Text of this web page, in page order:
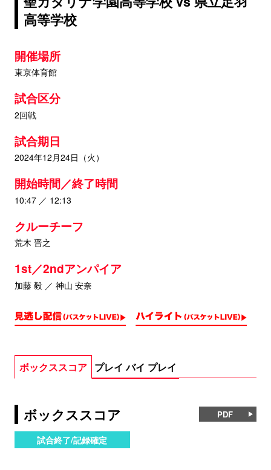
高等学校
開催場所
東京体育館
試合区分
2回戦
試合期日
2024年12月24日（火）
開始時間／終了時間
10:47 ／ 12:13
クルーチーフ
荒木 晋之
1st／2ndアンパイア
加藤 毅 ／ 神山 安奈
ボックススコア プレイ バイ プレイ
ボックススコア PDF
試合終了/記録確定